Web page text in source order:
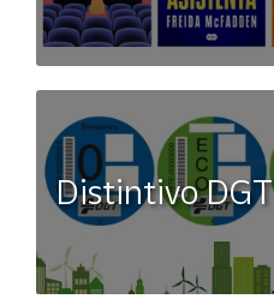
Distintivo DGT